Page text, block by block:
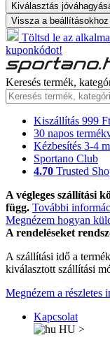
Kiválasztás
Vissza a beállításokhoz
Töltsd le az
kuponkódot!
Keresés termék,
Kiszállítás 999
30 napos
Kézbesítés 3-4
Sportano Club
4.70 Trusted
A végleges szállítási
függ. További
Megnézem hogyan
A rendeléseket
A szállítási idő a
kiválasztott szállítási
Megnézem a részletes
Kapcsolat
HU >